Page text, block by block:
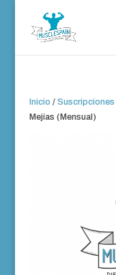
Inicio / Suscripciones
Mejías (Mensual)